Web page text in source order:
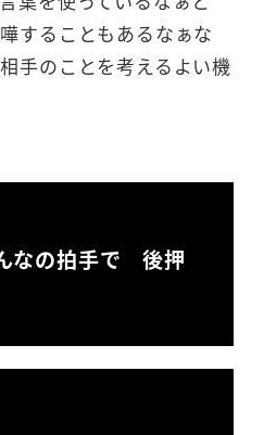
することもあるなぁな
手のことを考えるよい機
なの拍手で 後押